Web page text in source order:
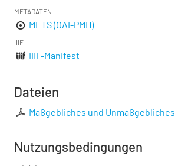
METADATEN
METS (OAI-PMH)
IIIF
IIIF-Manifest
Dateien
Maßgebliches und Unmaßgebliches
Nutzungsbedingungen